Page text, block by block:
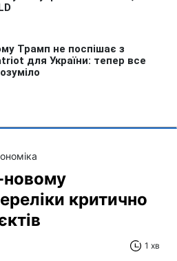
новому
критично
1 хв